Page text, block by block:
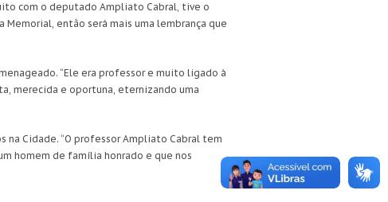
com o deputado Ampliato Cabral, tive o
então será mais uma lembrança que
“Ele era professor e muito ligado à
merecida e oportuna, eternizando uma
na Cidade. “O professor Ampliato Cabral tem
homem de família honrado e que nos